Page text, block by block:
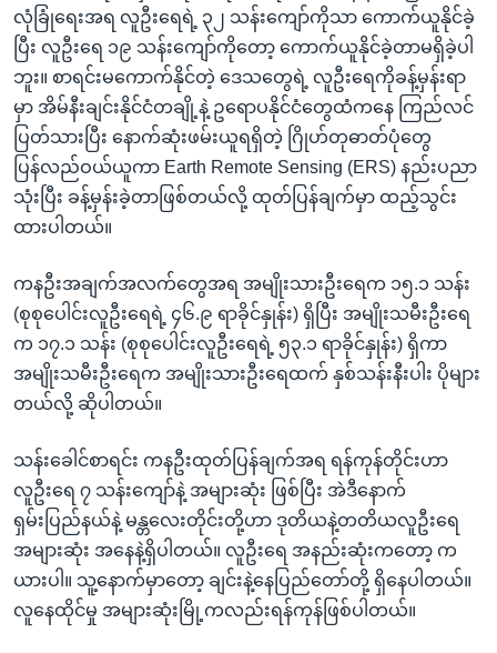
လုံခြုံရေးအရ လူဦးရေရဲ့ ၃၂ သန်း‌ကျော်ကိုသာ ကောက်ယူနိုင်ခဲ့
ပြီး လူဦးရေ ၁၉ သန်းကျော်ကိုတော့ ကောက်ယူနိုင်ခဲ့တာမရှိခဲ့ပါ
ဘူး။ စာရင်းမကောက်နိုင်တဲ့ ဒေသတွေရဲ့ လူဦးရေကိုခန့်မှန်းရာ
မှာ အိမ်နီးချင်းနိုင်ငံတချို့နဲ့ ဥရောပနိုင်ငံတွေထံကနေ ကြည်လင်
ပြတ်သားပြီး နောက်ဆုံးဖမ်းယူရရှိတဲ့ ဂြိုဟ်တုဓာတ်ပုံတွေ
ပြန်လည်ဝယ်ယူကာ Earth Remote Sensing (ERS) နည်းပညာ
သုံးပြီး ခန့်မှန်းခဲ့တာဖြစ်တယ်လို့ ထုတ်ပြန်ချက်မှာ ထည့်သွင်း
ထားပါတယ်။
ကနဦးအချက်အလက်တွေအရ အမျိုးသားဦးရေက ၁၅.၁ သန်း
(စုစုပေါင်းလူဦးရေရဲ့ ၄၆.၉ ရာခိုင်နှုန်း) ရှိပြီး အမျိုးသမီးဦးရေ
က ၁၇.၁ သန်း (စုစုပေါင်းလူဦးရေရဲ့ ၅၃.၁ ရာခိုင်နှုန်း) ရှိကာ
အမျိုးသမီးဦးရေက အမျိုးသားဦးရေထက် နှစ်သန်းနီးပါး ပိုများ
တယ်လို့ ဆိုပါတယ်။
သန်းခေါင်စာရင်း ကနဦးထုတ်ပြန်ချက်အရ ရန်ကုန်တိုင်းဟာ
လူဦးရေ ၇ သန်းကျော်နဲ့ အများဆုံး ဖြစ်ပြီး အဲဒီနောက်
ရှမ်းပြည်နယ်နဲ့ မန္တလေးတိုင်းတို့ဟာ ဒုတိယနဲ့တတိယလူဦးရေ
အများဆုံး အနေနဲ့ရှိပါတယ်။ လူဦးရေ အနည်းဆုံးကတော့ က
ယားပါ။ သူ့နောက်မှာတော့ ချင်းနဲ့နေပြည်တော်တို့ ရှိနေပါတယ်။
လူနေထိုင်မှု အများဆုံးမြို့ကလည်းရန်ကုန်ဖြစ်ပါတယ်။